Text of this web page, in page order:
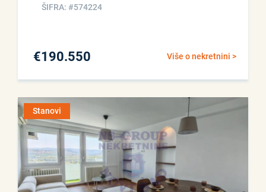
ŠIFRA: #574224
Više o nekretnini >
€190.550
Stanovi